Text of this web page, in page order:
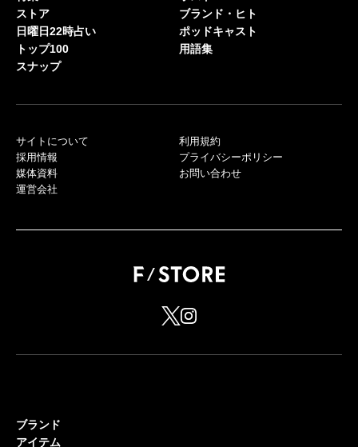
ストア
日曜日22時占い
トップ100
スナップ
ブランド・ヒト
ポッドキャスト
用語集
サイトについて
採用情報
媒体資料
運営会社
利用規約
プライバシーポリシー
お問い合わせ
ブランド
アイテム